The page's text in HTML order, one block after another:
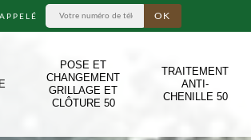
POSE ET
CHANGEMENT
GRILLAGE ET
CLÔTURE 50
TRAITEMENT
ANTI-
CHENILLE 50